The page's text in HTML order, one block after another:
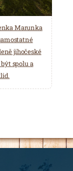
Marunka
jihočeské
spolu a